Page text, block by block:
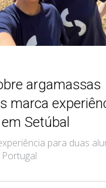
argamassas
marca
Setúbal
para duas